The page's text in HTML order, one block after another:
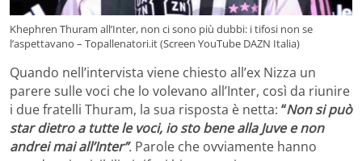
Khephren Thuram all’Inter, non ci sono più dubbi: i tifosi non se
l’aspettavano – Topallenatori.it (Screen YouTube DAZN Italia)
Quando nell’intervista viene chiesto all’ex Nizza un
parere sulle voci che lo volevano all’Inter, così da riunire
i due fratelli Thuram, la sua risposta è netta: “Non si può
star dietro a tutte le voci, io sto bene alla Juve e non
andrei mai all’Inter”. Parole che ovviamente hanno